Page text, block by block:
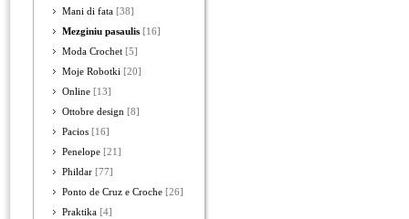
Mani di fata [38]
Mezginiu pasaulis [16]
Moda Crochet [5]
Moje Robotki [20]
Online [13]
Ottobre design [8]
Pacios [16]
Penelope [21]
Phildar [77]
Ponto de Cruz e Croche [26]
Praktika [4]